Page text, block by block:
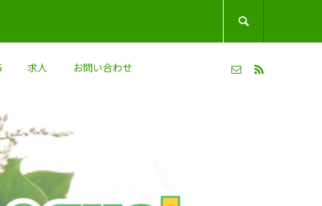

求人 お問い合わせ